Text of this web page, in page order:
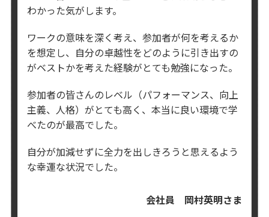
わかった気がします。
ワークの意味を深く考え、参加者が何を考えるか
を想定し、 自分の卓越性をどのように引き出すの
がベストかを考えた経験がとても勉強になった。
参加者の皆さんのレベル（パフォーマンス、向上
主義、人格）がとても高く、 本当に良い環境で学
べたのが最高でした。
自分が加減せずに全力を出しきろうと思えるよう
な幸運な状況でした。
会社員 岡村英明さま